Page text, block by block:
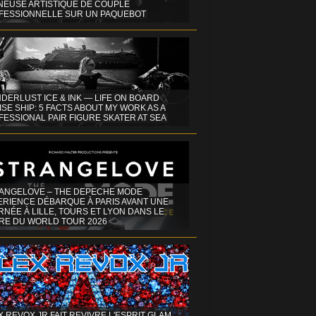
ARTISTIQUE DE COUPLE
SUR UN PAQUEBOT
ICE & INK — LIFE ON BOARD
SHIP: 5 FACTS ABOUT MY WORK AS A
PAIR FIGURE SKATER AT SEA
– THE DEPECHE MODE
DÉBARQUE À PARIS AVANT UNE
À LILLE, TOURS ET LYON DANS LE
DU WORLD TOUR 2026